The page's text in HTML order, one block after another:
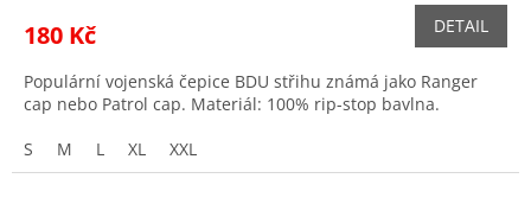
180 Kč DETAIL
Populární vojenská čepice BDU střihu známá jako Ranger
cap nebo Patrol cap. Materiál: 100% rip-stop bavlna.
S
M L XL XXL